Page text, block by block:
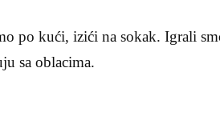
po kući, izići na sokak. Igrali
sa oblacima.